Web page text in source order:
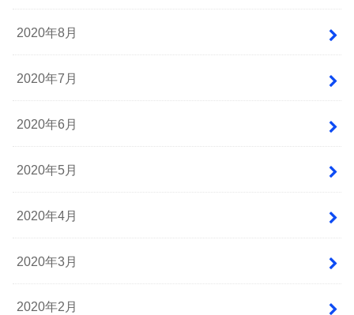
2020年8月
2020年7月
2020年6月
2020年5月
2020年4月
2020年3月
2020年2月